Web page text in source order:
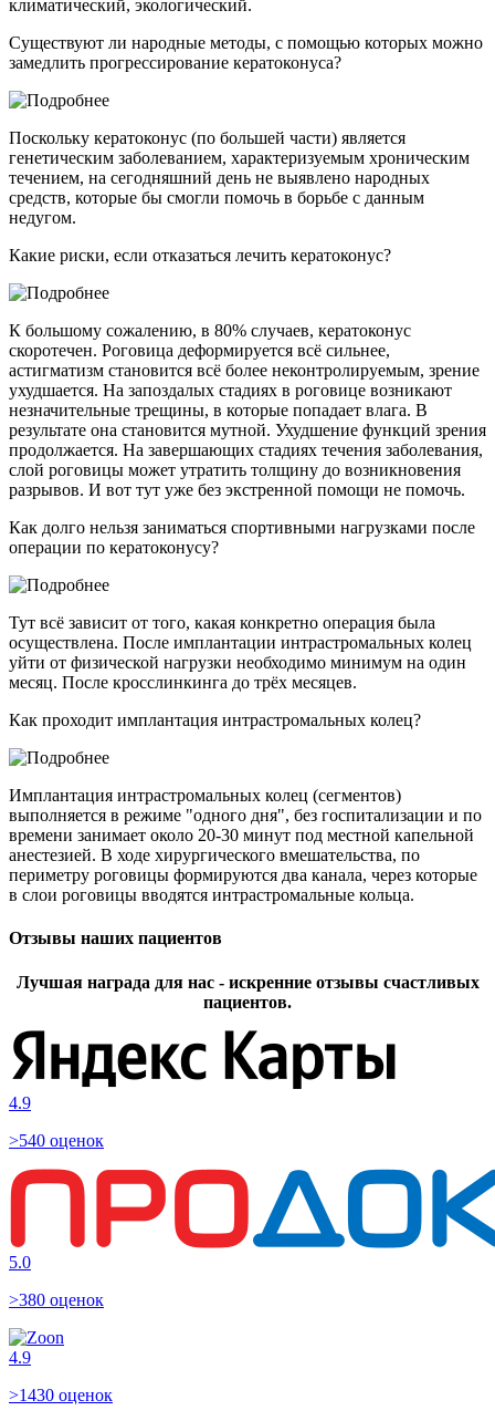
климатический, экологический.
Существуют ли народные методы, с помощью которых можно
замедлить прогрессирование кератоконуса?
Поскольку кератоконус (по большей части) является
генетическим заболеванием, характеризуемым хроническим
течением, на сегодняшний день не выявлено народных
средств, которые бы смогли помочь в борьбе с данным
недугом.
Какие риски, если отказаться лечить кератоконус?
К большому сожалению, в 80% случаев, кератоконус
скоротечен. Роговица деформируется всё сильнее,
астигматизм становится всё более неконтролируемым, зрение
ухудшается. На запоздалых стадиях в роговице возникают
незначительные трещины, в которые попадает влага. В
результате она становится мутной. Ухудшение функций зрения
продолжается. На завершающих стадиях течения заболевания,
слой роговицы может утратить толщину до возникновения
разрывов. И вот тут уже без экстренной помощи не помочь.
Как долго нельзя заниматься спортивными нагрузками после
операции по кератоконусу?
Тут всё зависит от того, какая конкретно операция была
осуществлена. После имплантации интрастромальных колец
уйти от физической нагрузки необходимо минимум на один
месяц. После кросслинкинга до трёх месяцев.
Как проходит имплантация интрастромальных колец?
Имплантация интрастромальных колец (сегментов)
выполняется в режиме "одного дня", без госпитализации и по
времени занимает около 20-30 минут под местной капельной
анестезией. В ходе хирургического вмешательства, по
периметру роговицы формируются два канала, через которые
в слои роговицы вводятся интрастромальные кольца.
Отзывы наших пациентов
Лучшая награда для нас - искренние отзывы счастливых
пациентов.
4.9
>540 оценок
5.0
>380 оценок
4.9
>1430 оценок